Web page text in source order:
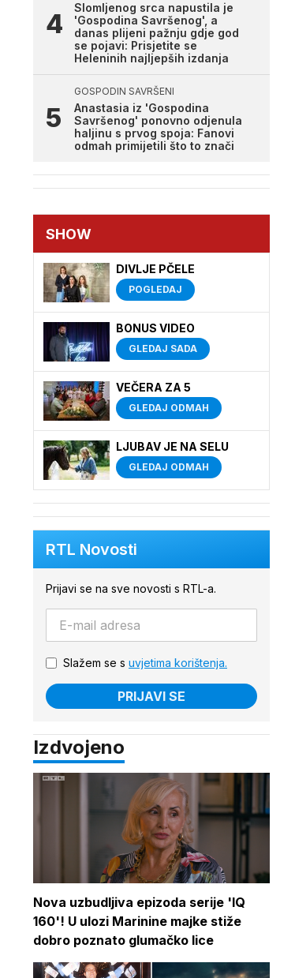
Slomljenog srca napustila je
'Gospodina Savršenog', a
danas plijeni pažnju gdje god
se pojavi: Prisjetite se
Heleninih najljepših izdanja
GOSPODIN SAVRŠENI
Anastasia iz 'Gospodina
Savršenog' ponovno odjenula
haljinu s prvog spoja: Fanovi
odmah primijetili što to znači
SHOW
DIVLJE PČELE
POGLEDAJ
BONUS VIDEO
GLEDAJ SADA
VEČERA ZA 5
GLEDAJ ODMAH
LJUBAV JE NA SELU
GLEDAJ ODMAH
RTL Novosti
Prijavi se na sve novosti s RTL-a.
Slažem se s uvjetima korištenja.
PRIJAVI SE
Izdvojeno
Nova uzbudljiva epizoda serije 'IQ
160'! U ulozi Marinine majke stiže
dobro poznato glumačko lice